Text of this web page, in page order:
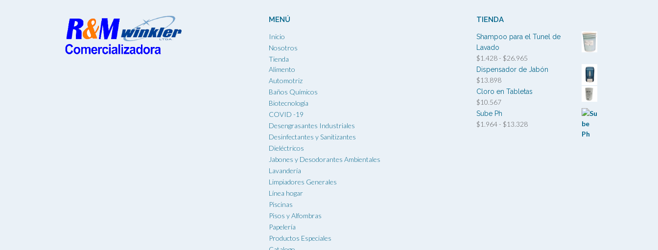
MENÚ
Inicio
Nosotros
Tienda
Alimento
Automotriz
Baños Químicos
Biotecnología
COVID -19
Desengrasantes Industriales
Desinfectantes y Sanitizantes
Dieléctricos
Jabones y Desodorantes Ambientales
Lavandería
Limpiadores Generales
Línea hogar
Piscinas
Pisos y Alfombras
Papelería
Productos Especiales
TIENDA
Shampoo para el Tunel de
Lavado
$1.428 - $26.965
de
desde
Dispensador de Jabón
$13.898
Cloro en Tabletas
$10.567
Sube Ph
$1.964 - $13.328Rango